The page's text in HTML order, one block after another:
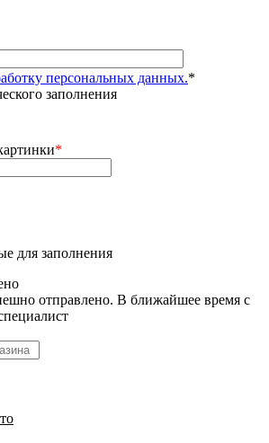
персональных данных.*
заполнения
*
для заполнения
отправлено. В ближайшее время с